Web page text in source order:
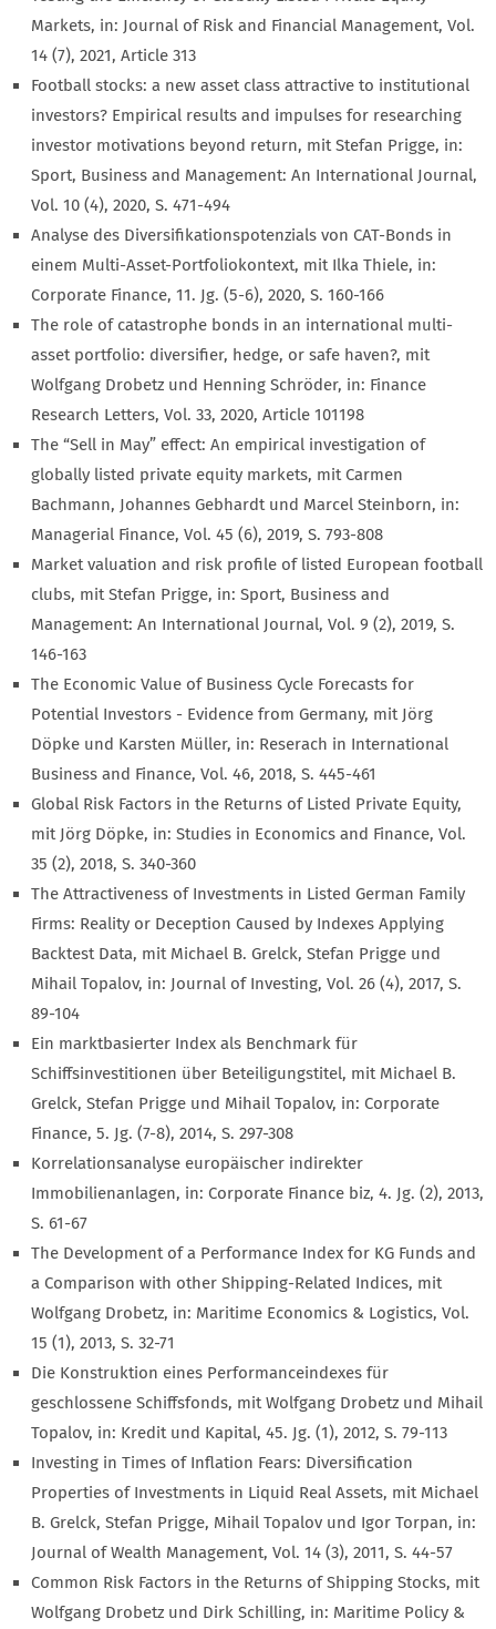
Markets, in: Journal of Risk and Financial Management, Vol.
14 (7), 2021, Article 313
Football stocks: a new asset class attractive to institutional
investors? Empirical results and impulses for researching
investor motivations beyond return, mit Stefan Prigge, in:
Sport, Business and Management: An International Journal,
Vol. 10 (4), 2020, S. 471-494
Analyse des Diversifikationspotenzials von CAT-Bonds in
einem Multi-Asset-Portfoliokontext, mit Ilka Thiele, in:
Corporate Finance, 11. Jg. (5-6), 2020, S. 160-166
The role of catastrophe bonds in an international multi-
asset portfolio: diversifier, hedge, or safe haven?, mit
Wolfgang Drobetz und Henning Schröder, in: Finance
Research Letters, Vol. 33, 2020, Article 101198
The “Sell in May” effect: An empirical investigation of
globally listed private equity markets, mit Carmen
Bachmann, Johannes Gebhardt und Marcel Steinborn, in:
Managerial Finance, Vol. 45 (6), 2019, S. 793-808
Market valuation and risk profile of listed European football
clubs, mit Stefan Prigge, in: Sport, Business and
Management: An International Journal, Vol. 9 (2), 2019, S.
146-163
The Economic Value of Business Cycle Forecasts for
Potential Investors - Evidence from Germany, mit Jörg
Döpke und Karsten Müller, in: Reserach in International
Business and Finance, Vol. 46, 2018, S. 445-461
Global Risk Factors in the Returns of Listed Private Equity,
mit Jörg Döpke, in: Studies in Economics and Finance, Vol.
35 (2), 2018, S. 340-360
The Attractiveness of Investments in Listed German Family
Firms: Reality or Deception Caused by Indexes Applying
Backtest Data, mit Michael B. Grelck, Stefan Prigge und
Mihail Topalov, in: Journal of Investing, Vol. 26 (4), 2017, S.
89-104
Ein marktbasierter Index als Benchmark für
Schiffsinvestitionen über Beteiligungstitel, mit Michael B.
Grelck, Stefan Prigge und Mihail Topalov, in: Corporate
Finance, 5. Jg. (7-8), 2014, S. 297-308
Korrelationsanalyse europäischer indirekter
Immobilienanlagen, in: Corporate Finance biz, 4. Jg. (2), 2013,
S. 61-67
The Development of a Performance Index for KG Funds and
a Comparison with other Shipping-Related Indices, mit
Wolfgang Drobetz, in: Maritime Economics & Logistics, Vol.
15 (1), 2013, S. 32-71
Die Konstruktion eines Performanceindexes für
geschlossene Schiffsfonds, mit Wolfgang Drobetz und Mihail
Topalov, in: Kredit und Kapital, 45. Jg. (1), 2012, S. 79-113
Investing in Times of Inflation Fears: Diversification
Properties of Investments in Liquid Real Assets, mit Michael
B. Grelck, Stefan Prigge, Mihail Topalov und Igor Torpan, in:
Journal of Wealth Management, Vol. 14 (3), 2011, S. 44-57
Common Risk Factors in the Returns of Shipping Stocks, mit
Wolfgang Drobetz und Dirk Schilling, in: Maritime Policy &